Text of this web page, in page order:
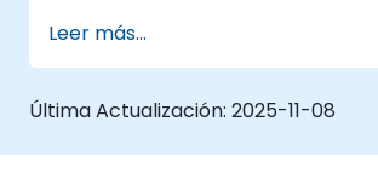
depurar y optimizar código.
Aprovechar las capacidades
refactorización,
Leer más...
Última Actualización: 2025-11-08